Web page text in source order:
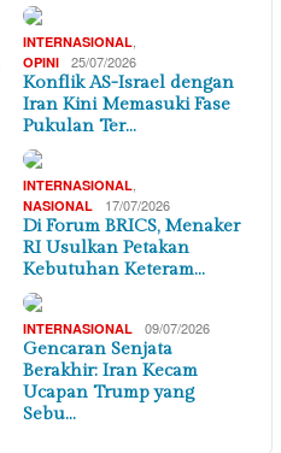
INTERNASIONAL
OPINI 25/07/2026
Konflik AS-Israel dengan
Iran Kini Memasuki Fase
Pukulan Ter…
INTERNASIONAL
NASIONAL 17/07/2026
Di Forum BRICS, Menaker
RI Usulkan Petakan
Kebutuhan Keteram…
INTERNASIONAL 09/07/2026
Gencaran Senjata
Berakhir: Iran Kecam
Ucapan Trump yang
Sebu…